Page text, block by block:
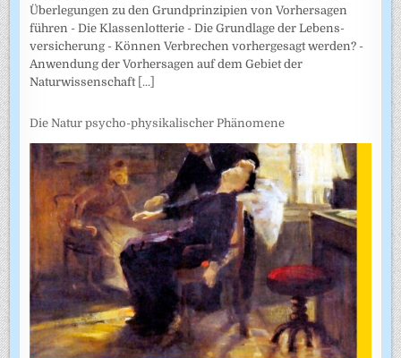
Überlegungen zu den Grundprinzipien von Vorhersagen
führen - Die Klassenlotterie - Die Grundlage der Lebens­
versicherung - Können Verbrechen vorhergesagt werden? -
Anwendung der Vorhersagen auf dem Gebiet der
Naturwissenschaft [...]
Die Natur psycho-physikalischer Phänomene